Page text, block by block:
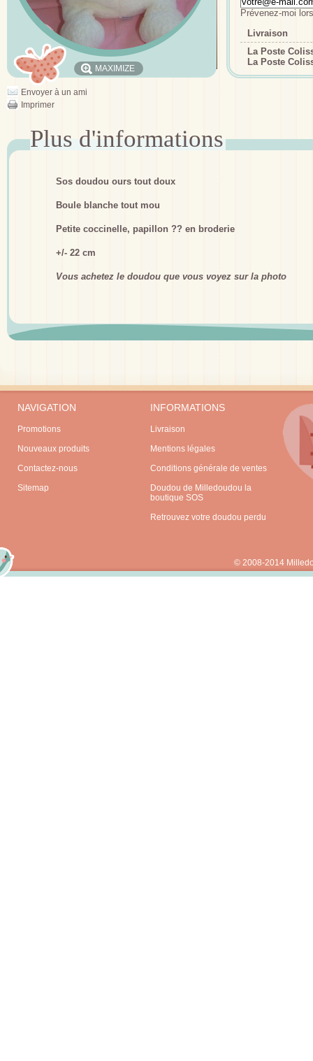
MAXIMIZE
Envoyer à un ami
Imprimer
Prévenez-moi
Livraison
La Poste
La Poste
Sos doudou ours tout doux
Boule blanche tout mou
Petite coccinelle, papillon ?? en broderie
+/- 22 cm
Vous achetez le doudou que vous voyez sur la photo
NAVIGATION
Promotions
Nouveaux produits
Contactez-nous
Sitemap
INFORMATIONS
Livraison
Mentions légales
Conditions générale de ventes
Doudou de Milledoudou la
boutique SOS
Retrouvez votre doudou perdu
© 2008-2014